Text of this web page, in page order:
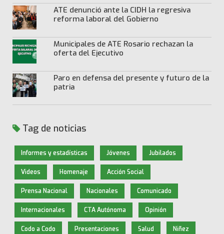
ATE denunció ante la CIDH la regresiva
reforma laboral del Gobierno
Municipales de ATE Rosario rechazan la
oferta del Ejecutivo
Paro en defensa del presente y futuro de la
patria
Tag de noticias
Informes y estadísticas Jóvenes Jubilados
Videos Homenaje Acción Social
Prensa Nacional Nacionales Comunicado
Internacionales CTA Autónoma Opinión
Codo a Codo Presentaciones Salud Niñez